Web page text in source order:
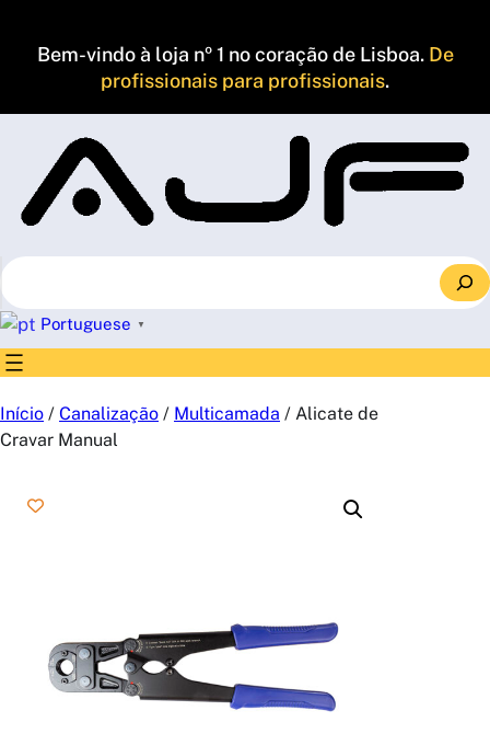
Bem-vindo à loja nº 1 no coração de Lisboa. De
profissionais para profissionais.
S
e
a
r
c
Portuguese ▼
Início / Canalização / Multicamada / Alicate de
Cravar Manual